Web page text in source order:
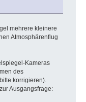
mehrere kleinere
Atmosphärenflug
Kameras
des
korrigieren).
Ausgangsfrage: